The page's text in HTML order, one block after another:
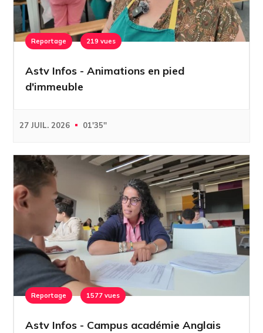
Reportage 219 vues
Astv Infos - Animations en pied
d'immeuble
27 JUIL. 2026 01'35''
Reportage 1577 vues
Astv Infos - Campus académie Anglais